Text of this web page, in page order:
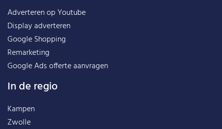
Adverteren op Youtube
Display adverteren
Google Shopping
Remarketing
Google Ads offerte aanvragen
In de regio
Kampen
Zwolle